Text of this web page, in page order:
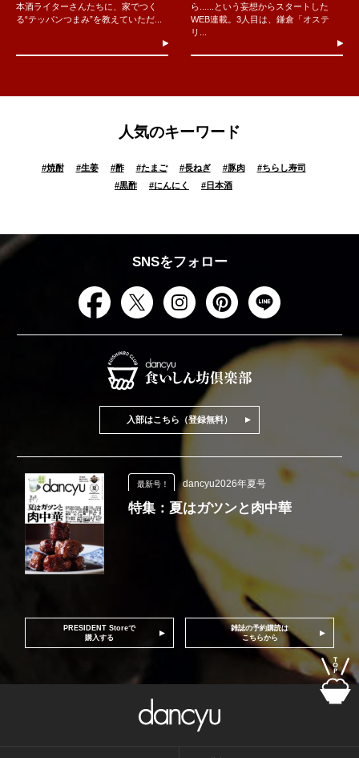
本酒ライターさんたちに、家でつく
る“テッパンつまみ”を教えていただ...
ら......という妄想からスタートした
WEB連載。3人目は、鎌倉「オステ
リ...
人気のキーワード
#焼酎 #生姜 #酢 #たまご #長ねぎ #豚肉 #ちらし寿司
#黒酢 #にんにく #日本酒
SNSをフォロー
入部はこちら（登録無料）
最新号！ dancyu2026年夏号
特集：夏はガツンと肉中華
PRESIDENT Storeで
購入する
雑誌の予約購読は
こちらから